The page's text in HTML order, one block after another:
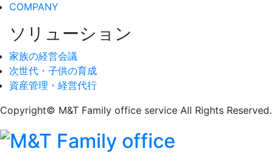
COMPANY
ソリューション
家族の経営会議
次世代・子供の育成
資産管理・経営代行
Copyright© M&T Family office service All Rights Reserved.